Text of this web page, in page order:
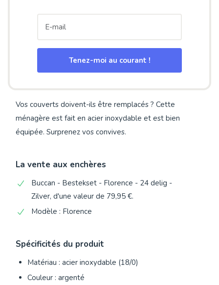
Tenez-moi au courant !
Vos couverts doivent-ils être remplacés ? Cette
ménagère est fait en acier inoxydable et est bien
équipée. Surprenez vos convives.
La vente aux enchères
Buccan - Bestekset - Florence - 24 delig -
Zilver, d'une valeur de 79,95 €.
Modèle : Florence
Spécificités du produit
Matériau : acier inoxydable (18/0)
Couleur : argenté